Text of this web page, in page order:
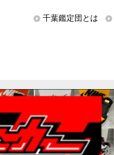
千葉鑑定団とは